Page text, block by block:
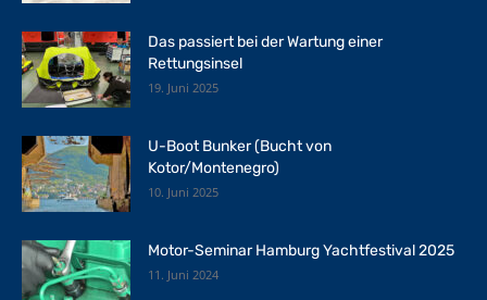
Das passiert bei der Wartung einer
Rettungsinsel
19. Juni 2025
U-Boot Bunker (Bucht von
Kotor/Montenegro)
10. Juni 2025
Motor-Seminar Hamburg Yachtfestival 2025
11. Juni 2024